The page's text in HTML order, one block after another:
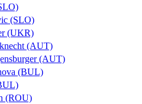
(SLO)
(UKR)
(AUT)
(AUT)
(BUL)
(ROU)